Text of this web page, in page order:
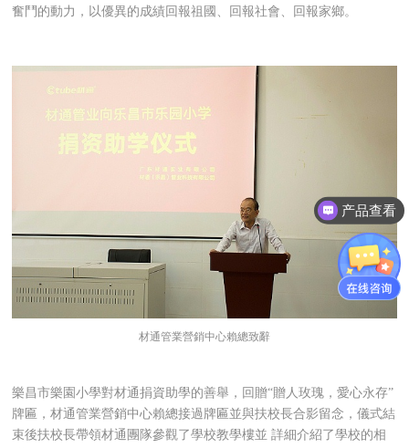
奮鬥的動力，以優異的成績回報祖國、回報社會、回報家鄉。
材通管業營銷中心賴總致辭
樂昌市樂園小學對材通捐資助學的善舉，回贈“贈人玫瑰，愛心永存”
牌匾，材通管業營銷中心賴總接過 牌匾 並與扶校長合影留念，儀式結
束後扶校長帶領材通團隊參觀了學校教學樓並詳細介紹了學校的相
产品查看